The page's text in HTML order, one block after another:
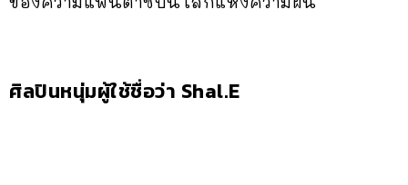
ศิลปินหนุ่มผู้ใช้ชื่อว่า Shal.E